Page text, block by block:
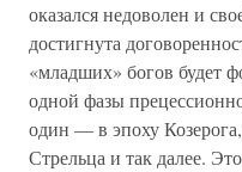
оказался недоволен и
достигнута
«младших» богов будет
одной фазы
один — в эпоху
Стрельца и так далее.